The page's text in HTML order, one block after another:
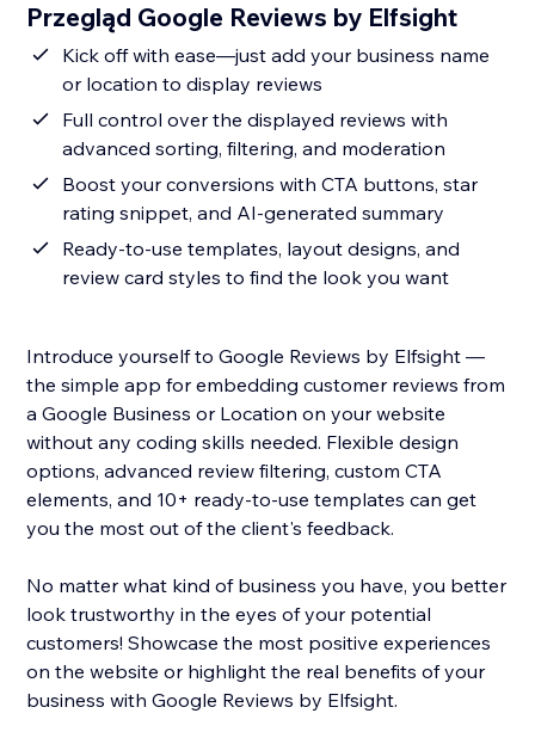
Przegląd Google Reviews by Elfsight
Kick off with ease—just add your business name
or location to display reviews
Full control over the displayed reviews with
advanced sorting, filtering, and moderation
Boost your conversions with CTA buttons, star
rating snippet, and AI-generated summary
Ready-to-use templates, layout designs, and
review card styles to find the look you want
Introduce yourself to Google Reviews by Elfsight —
the simple app for embedding customer reviews from
a Google Business or Location on your website
without any coding skills needed. Flexible design
options, advanced review filtering, custom CTA
elements, and 10+ ready-to-use templates can get
you the most out of the client's feedback.
No matter what kind of business you have, you better
look trustworthy in the eyes of your potential
customers! Showcase the most positive experiences
on the website or highlight the real benefits of your
business with Google Reviews by Elfsight.